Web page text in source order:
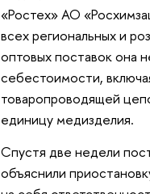
«Ростех» АО
всех региональных и
оптовых поставок она
себестоимости,
товаропроводящей
единицу медизделия.
Спустя две недели
объяснили